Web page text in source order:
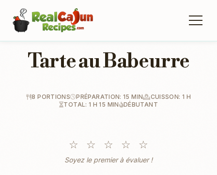
Tarte au Babeurre
8 PORTIONS PRÉPARATION: 15 MIN
CUISSON: 1 H
TOTAL: 1 H 15 MIN
DÉBUTANT
☆ ☆ ☆ ☆ ☆
Soyez le premier à évaluer !